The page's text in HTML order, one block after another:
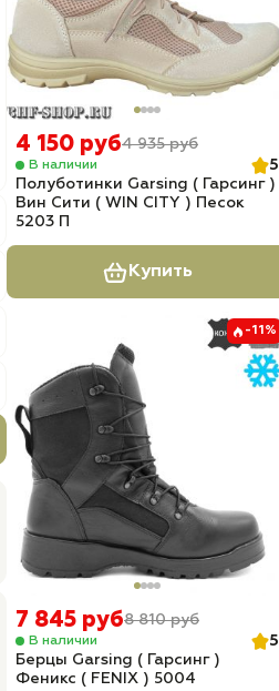
4 150 руб4 935 руб
В наличии
5
Полуботинки Garsing ( Гарсинг )
Вин Сити ( WIN CITY ) Песок
5203 П
Купить
-11%
7 845 руб8 810 руб
В наличии
5
Берцы Garsing ( Гарсинг )
Феникс ( FENIX ) 5004